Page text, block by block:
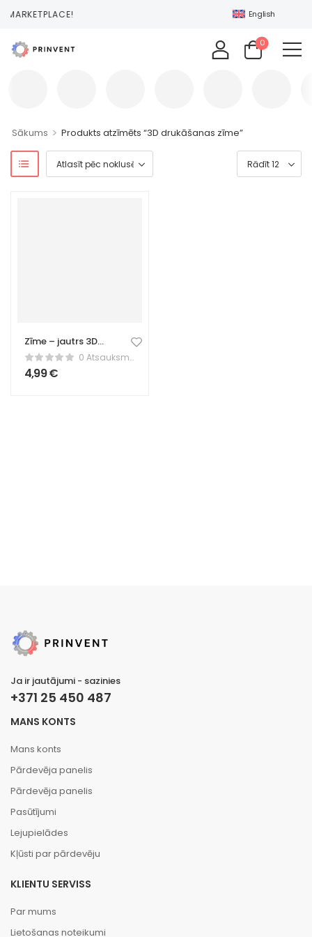
MARKETPLACE! English
0
Sākums > Produkts atzīmēts “3D drukāšanas zīme”
Zīme – jautrs 3D
drukāšanas
dekors
0 Atsauksmes
4,99€
Ja ir jautājumi - sazinies
+371 25 450 487
MANS KONTS
Mans konts
Pārdevēja panelis
Pārdevēja panelis
Pasūtījumi
Lejupielādes
Kļūsti par pārdevēju
KLIENTU SERVISS
Par mums
Lietošanas noteikumi